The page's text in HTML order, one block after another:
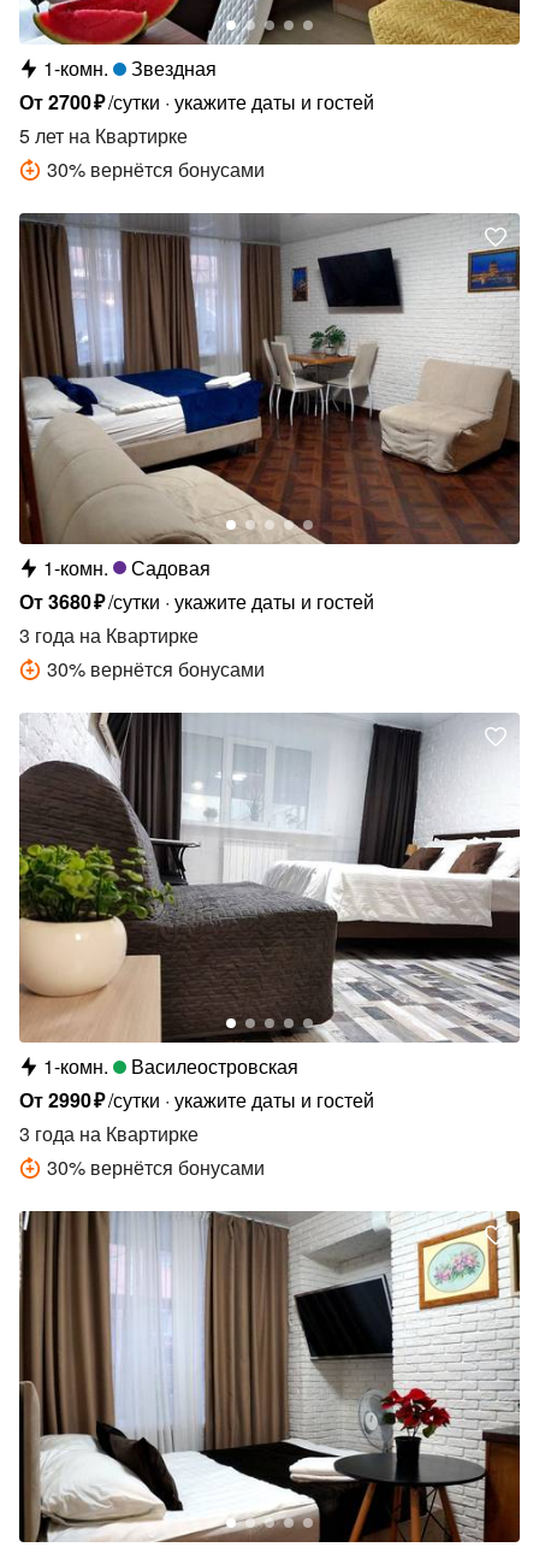
1-комн.
Звездная
От2700₽/сутки укажите даты и гостей
5 лет на Квартирке
30% вернётся бонусами
1-комн.
Садовая
От3680₽/сутки укажите даты и гостей
3 года на Квартирке
30% вернётся бонусами
1-комн.
Василеостровская
От2990₽/сутки укажите даты и гостей
3 года на Квартирке
30% вернётся бонусами